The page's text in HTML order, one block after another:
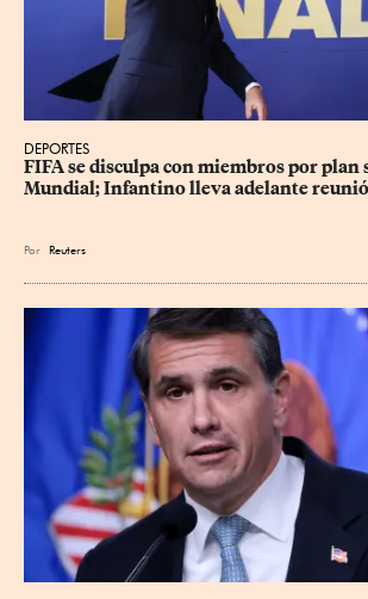
DEPORTES
FIFA se disculpa con miembros por plan
Mundial; Infantino lleva adelante
Por Reuters